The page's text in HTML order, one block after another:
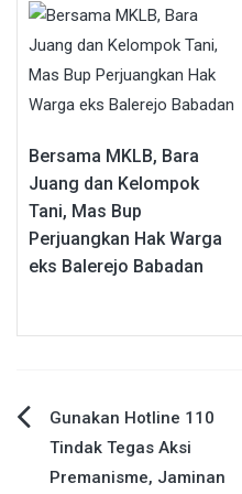
Bersama MKLB, Bara
Juang dan Kelompok
Tani, Mas Bup
Perjuangkan Hak Warga
eks Balerejo Babadan
Navigasi
pos
Gunakan Hotline 110
Tindak Tegas Aksi
Premanisme, Jaminan